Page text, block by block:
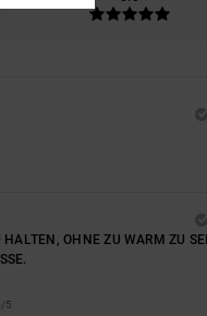
OHNE ZU WARM ZU
/5